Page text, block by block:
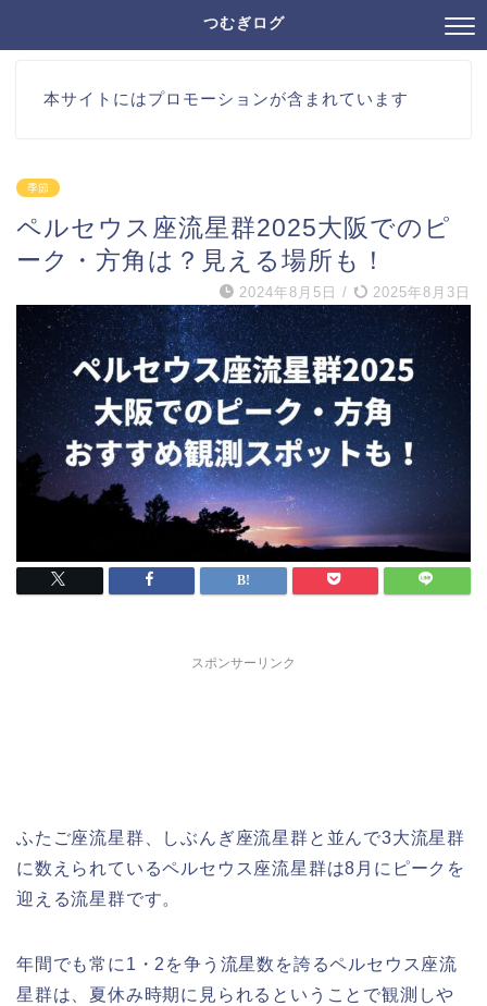
つむぎログ
本サイトにはプロモーションが含まれています
季節
ペルセウス座流星群2025大阪でのピ
ーク・方角は？見える場所も！
2024年8月5日 / 2025年8月3日
スポンサーリンク
ふたご座流星群、しぶんぎ座流星群と並んで3大流星群
に数えられているペルセウス座流星群は8月にピークを
迎える流星群です。
年間でも常に1・2を争う流星数を誇るペルセウス座流
星群は、夏休み時期に見られるということで観測しや